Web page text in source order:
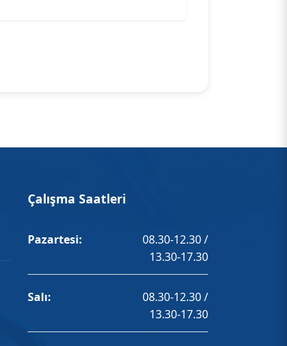
Çalışma Saatleri
Pazartesi:
08.30-12.30 /
13.30-17.30
Salı:
08.30-12.30 /
13.30-17.30